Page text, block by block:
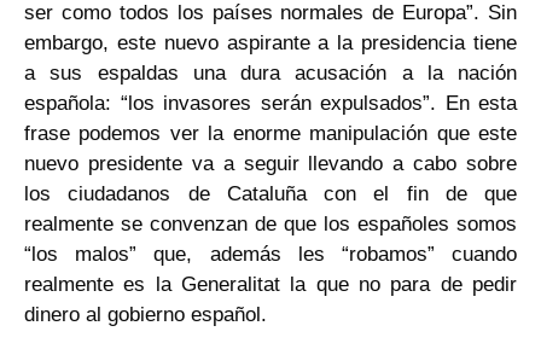
ser como todos los países normales de Europa”. Sin
embargo, este nuevo aspirante a la presidencia tiene
a sus espaldas una dura acusación a la nación
española: “los invasores serán expulsados”. En esta
frase podemos ver la enorme manipulación que este
nuevo presidente va a seguir llevando a cabo sobre
los ciudadanos de Cataluña con el fin de que
realmente se convenzan de que los españoles somos
“los malos” que, además les “robamos” cuando
realmente es la Generalitat la que no para de pedir
dinero al gobierno español.